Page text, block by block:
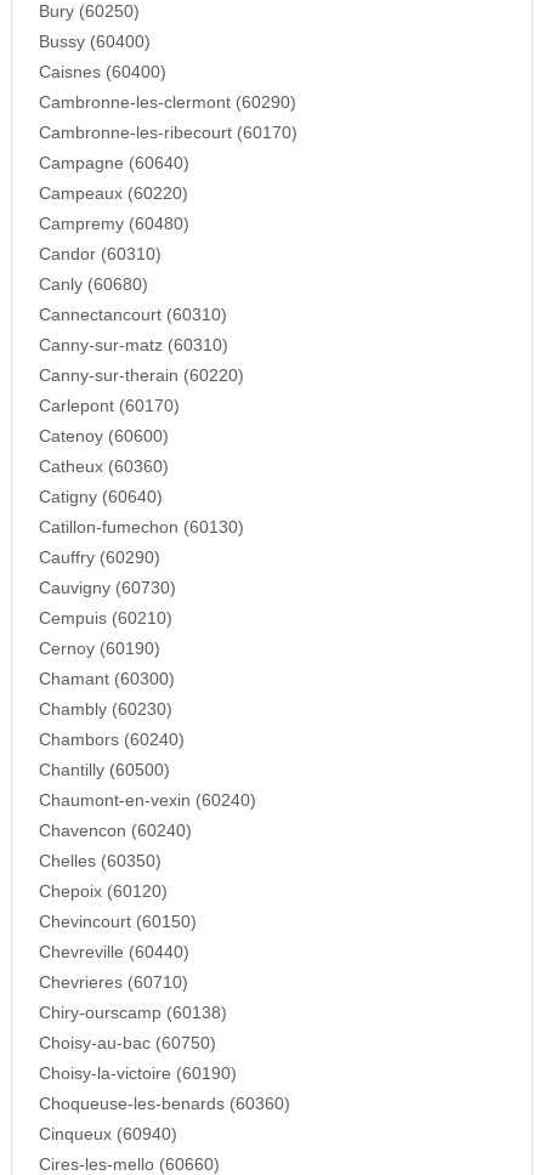
Bury (60250)
Bussy (60400)
Caisnes (60400)
Cambronne-les-clermont (60290)
Cambronne-les-ribecourt (60170)
Campagne (60640)
Campeaux (60220)
Campremy (60480)
Candor (60310)
Canly (60680)
Cannectancourt (60310)
Canny-sur-matz (60310)
Canny-sur-therain (60220)
Carlepont (60170)
Catenoy (60600)
Catheux (60360)
Catigny (60640)
Catillon-fumechon (60130)
Cauffry (60290)
Cauvigny (60730)
Cempuis (60210)
Cernoy (60190)
Chamant (60300)
Chambly (60230)
Chambors (60240)
Chantilly (60500)
Chaumont-en-vexin (60240)
Chavencon (60240)
Chelles (60350)
Chepoix (60120)
Chevincourt (60150)
Chevreville (60440)
Chevrieres (60710)
Chiry-ourscamp (60138)
Choisy-au-bac (60750)
Choisy-la-victoire (60190)
Choqueuse-les-benards (60360)
Cinqueux (60940)
Cires-les-mello (60660)